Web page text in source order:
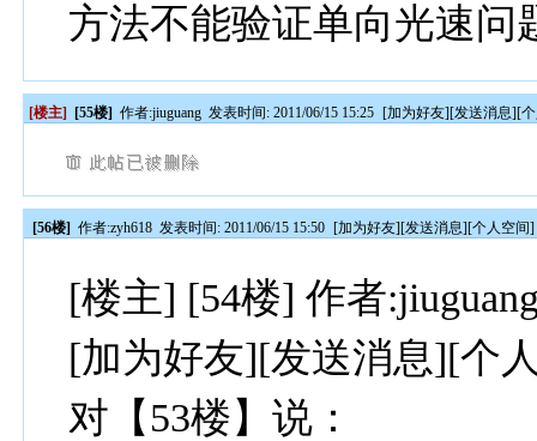
方法不能验证单向光速问
[楼主] [55楼] 作者:jiuguang 发表时间: 2011/06/15 15:25 [加为好友][发送消息][
[56楼] 作者:zyh618 发表时间: 2011/06/15 15:50 [加为好友][发送消息][个人空间]
[楼主] [54楼] 作者
[加为好友][发送消息][个
对【53楼】说：